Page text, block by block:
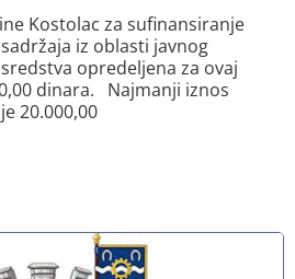
Kostolac za sufinansiranje
iz oblasti javnog
opredeljena za ovaj
dinara. Najmanji iznos
20.000,00